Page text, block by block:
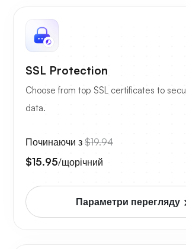
SSL Protection
Choose from top SSL certificates to
data.
Починаючи з $19.94
$15.95/щорічний
Параметри перегляду